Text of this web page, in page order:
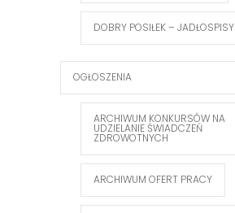
DOBRY POSIŁEK – JADŁOSPISY
OGŁOSZENIA
ARCHIWUM KONKURSÓW NA
UDZIELANIE ŚWIADCZEŃ
ZDROWOTNYCH
ARCHIWUM OFERT PRACY